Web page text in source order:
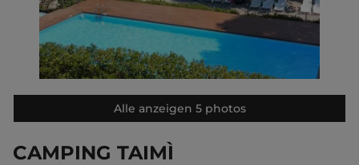
Alle anzeigen 5 photos
CAMPING TAIMÌ